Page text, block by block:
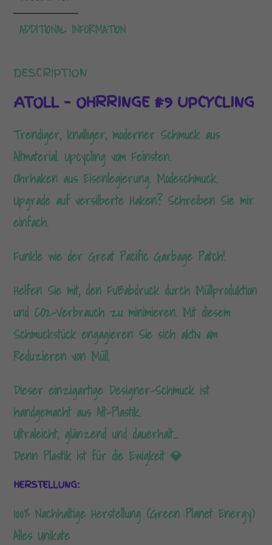
ADDITIONAL INFORMATION
DESCRIPTION
ATOLL – OHRRINGE #9 UPCYCLING
Trendiger, knalliger, moderner Schmuck aus
Altmaterial. Upcycling vom Feinsten.
Ohrhaken aus Eisenlegierung. Modeschmuck.
Upgrade auf versilberte Haken? Schreiben Sie mir
einfach.
Funkle wie der Great Pacific Garbage Patch!
Helfen Sie mit, den Fußabdruck durch Müllproduktion
und CO2-Verbrauch zu minimieren. Mit diesem
Schmuckstück engagieren Sie sich aktiv am
Reduzieren von Müll.
Dieser einzigartige Designer-Schmuck ist
handgemacht aus Alt-Plastik.
Ultraleicht, glänzend und dauerhalt…
Denn Plastik ist für die Ewigkeit 💎
HERSTELLUNG:
100% Nachhaltige Herstellung (Green Planet Energy)
Alles Unikate